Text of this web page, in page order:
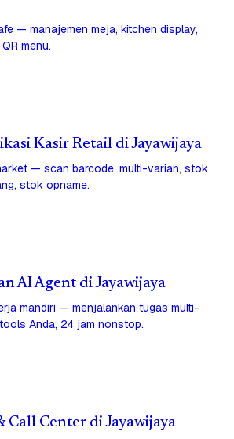
— manajemen meja, kitchen display,
menu.
Kasir Retail di Jayawijaya
— scan barcode, multi-varian, stok
stok opname.
AI Agent di Jayawijaya
mandiri — menjalankan tugas multi-
Anda, 24 jam nonstop.
Call Center di Jayawijaya